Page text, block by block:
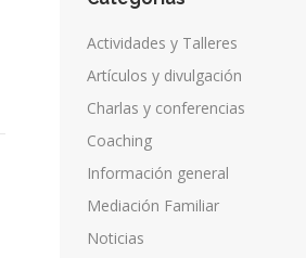
Actividades y Talleres
Artículos y divulgación
Charlas y conferencias
Coaching
Información general
Mediación Familiar
Noticias